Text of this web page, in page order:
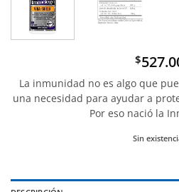
$
La inmunidad no es algo que
una necesidad para ayudar a
Por eso nació la
Sin